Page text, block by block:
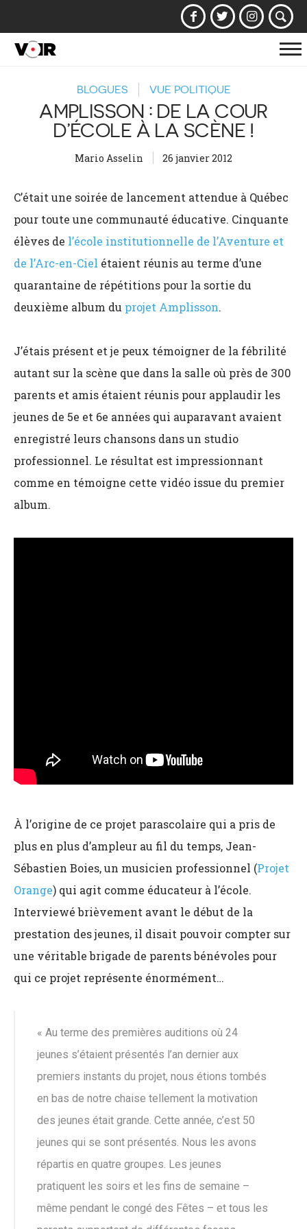
BLOGUES VUE POLITIQUE
AMPLISSON : DE LA COUR
D’ÉCOLE À LA SCÈNE !
Mario Asselin 26 janvier 2012
C’était une soirée de lancement attendue à Québec
pour toute une communauté éducative. Cinquante
élèves de l’école institutionnelle de l’Aventure et
de l’Arc-en-Ciel étaient réunis au terme d’une
quarantaine de répétitions pour la sortie du
deuxième album du projet Amplisson.
J’étais présent et je peux témoigner de la fébrilité
autant sur la scène que dans la salle où près de 300
parents et amis étaient réunis pour applaudir les
jeunes de 5e et 6e années qui auparavant avaient
enregistré leurs chansons dans un studio
professionnel. Le résultat est impressionnant
comme en témoigne cette vidéo issue du premier
album.
À l’origine de ce projet parascolaire qui a pris de
plus en plus d’ampleur au fil du temps, Jean-
Sébastien Boies, un musicien professionnel (Projet
Orange) qui agit comme éducateur à l’école.
Interviewé brièvement avant le début de la
prestation des jeunes, il disait pouvoir compter sur
une véritable brigade de parents bénévoles pour
qui ce projet représente énormément…
« Au terme des premières auditions où 24
jeunes s’étaient présentés l’an dernier aux
premiers instants du projet, nous étions tombés
en bas de notre chaise tellement la motivation
des jeunes était grande. Cette année, c’est 50
jeunes qui se sont présentés. Nous les avons
répartis en quatre groupes. Les jeunes
pratiquent les soirs et les fins de semaine –
même pendant le congé des Fêtes – et tous les